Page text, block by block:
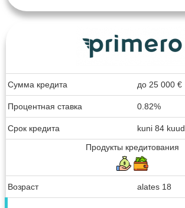
Сумма кредита до 25 000 €
Процентная ставка 0.82%
Срок кредита
kuni 84 kuud
Продукты кредитования
Возраст alates 18